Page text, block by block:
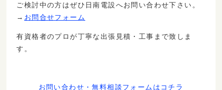
ご検討中の方はぜひ日南電設へお問い合わせ下さい。
→ お問合せフォーム
有資格者のプロが丁寧な出張見積・工事まで致しま
す。
お問い合わせ・無料相談フォームはコチラ